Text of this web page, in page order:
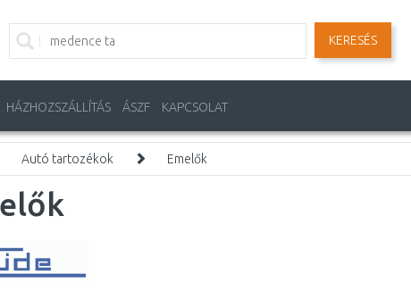
KERESÉS
HÁZHOZSZÁLLÍTÁS ÁSZF KAPCSOLAT
Autó tartozékok Emelők